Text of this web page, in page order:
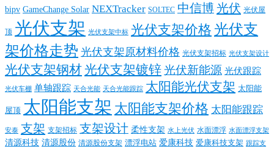
bipv GameChange Solar NEXTracker SOLTEC 中信博光伏 光伏屋
顶 光伏支架 光伏支架中标 光伏支架价格 光伏支
架价格走势 光伏支架原材料价格 光伏支架招标 光伏支架设计
光伏支架钢材光伏支架镀锌光伏新能源 光伏跟踪
光伏车棚 单轴跟踪 天合光能 天合光能跟踪 太阳能光伏支架 太阳能
屋顶 太阳能支架 太阳能支架价格 太阳能跟踪
安泰 支架 支架招标 支架设计 柔性支架 水上光伏 水面漂浮 水面漂浮支架
清源科技 清源股份 清源股份支架 漂浮电站 爱康科技 爱康科技支架 跟踪支